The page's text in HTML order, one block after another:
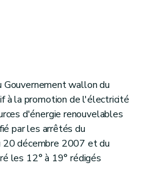
wallon du
à la promotion de l'électricité
d'énergie renouvelables
par les arrêtés du
20 décembre 2007 et du
les 12° à 19° rédigés